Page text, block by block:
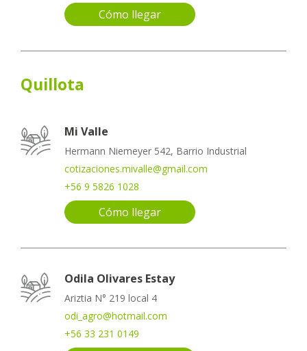
Cómo llegar
Quillota
Mi Valle
Hermann Niemeyer 542, Barrio Industrial
cotizaciones.mivalle@gmail.com
+56 9 5826 1028
Cómo llegar
Odila Olivares Estay
Ariztia N° 219 local 4
odi_agro@hotmail.com
+56 33 231 0149